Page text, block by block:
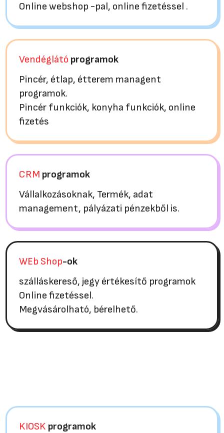
Online webshop -pal, online fizetéssel .
Vendéglátó programok
Pincér, étlap, étterem managent
programok.
Pincér funkciók, konyha funkciók, online
fizetés
CRM programok
Vállalkozásoknak, Termék, adat
management, pályázati pénzekből is.
WEb Shop-ok
szálláskereső, jegy értékesítő programok
Online fizetéssel.
Megvásárolható, bérelhető.
KIOSK programok